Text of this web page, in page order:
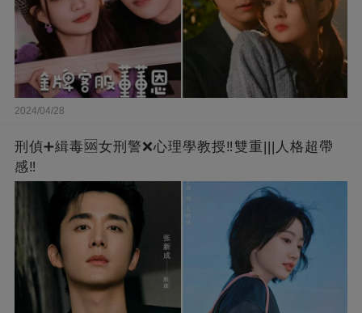
2024/04/28
刑偵➕緝毒🆘女刑警❌心理學教授‼️雙重|||人格超帶
感‼️